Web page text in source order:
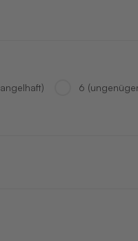
6